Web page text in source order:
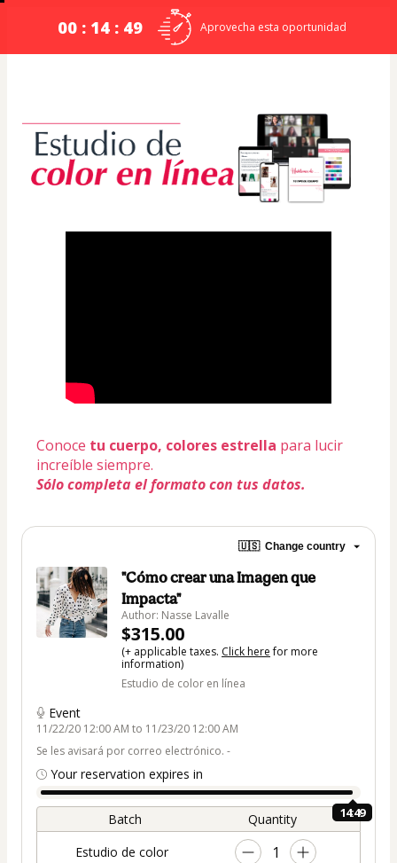
00 : 14 : 48 Aprovecha esta oportunidad
Conoce tu cuerpo, colores estrella para lucir
increíble siempre.
Sólo completa el formato con tus datos.
🇺🇸 Change country
"Cómo crear una Imagen que
Impacta"
Author: Nasse Lavalle
$315.00
(+ applicable taxes. Click herefor more
information)
Estudio de color en línea
Event
11/22/20 12:00 AM to 11/23/20 12:00 AM
Se les avisará por correo electrónico. -
Your reservation expires in
14:49
Batch
Quantity
Estudio de color
1